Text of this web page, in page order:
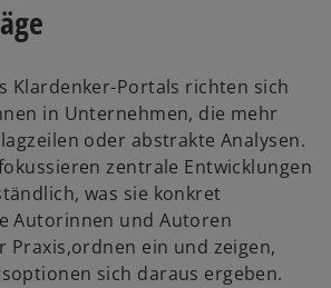
Klardenker-Portals richten sich
in Unternehmen, die mehr
oder abstrakte Analysen.
zentrale Entwicklungen
was sie konkret
Autorinnen und Autoren
Praxis,ordnen ein und zeigen,
sich daraus ergeben.